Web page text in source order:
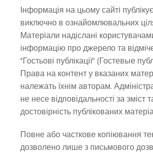
Інформація на цьому сайті
виключно в ознайомлювальних
Матеріали надіслані
інформацію про джерело та
"Гостьові публікації" (Гостевые
Права на контент у вказаних
належать їхнім авторам.
не несе відповідальності за зміст
достовірність публікованих
Повне або часткове копіювання
дозволено лише з письмового